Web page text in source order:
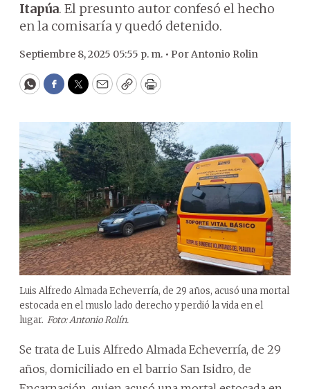
Itapúa. El presunto autor confesó el hecho
en la comisaría y quedó detenido.
Septiembre 8, 2025 05:55 p. m. • PorAntonio Rolin
WhatsApp
Facebook
Twitter
EmailCopyPrint
Luis Alfredo Almada Echeverría, de 29 años, acusó una mortal
estocada en el muslo lado derecho y perdió la vida en el
lugar. Foto: Antonio Rolín.
Se trata de Luis Alfredo Almada Echeverría, de 29
años, domiciliado en el barrio San Isidro, de